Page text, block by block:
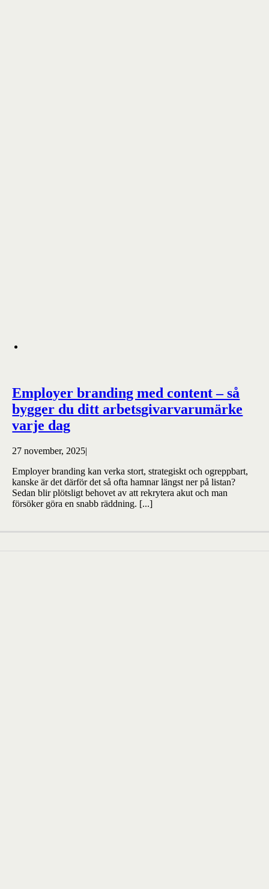
Employer branding med content – så
bygger du ditt arbetsgivarvarumärke
varje dag
27 november, 2025|
Employer branding kan verka stort, strategiskt och ogreppbart,
kanske är det därför det så ofta hamnar längst ner på listan?
Sedan blir plötsligt behovet av att rekrytera akut och man
försöker göra en snabb räddning. [...]